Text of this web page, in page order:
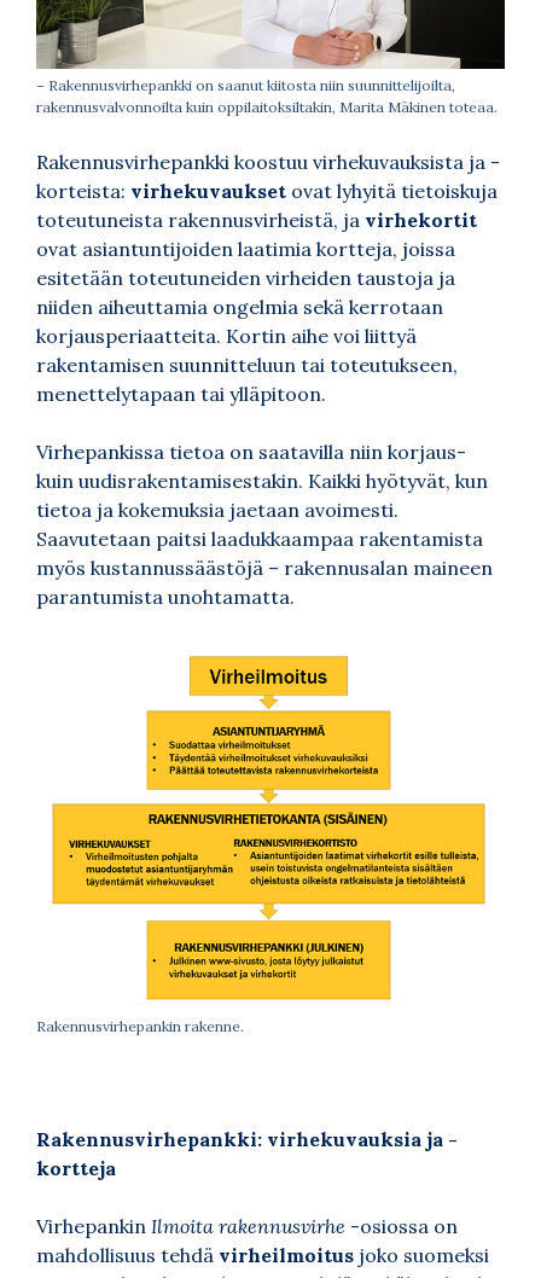
– Rakennusvirhepankki on saanut kiitosta niin suunnittelijoilta,
rakennusvalvonnoilta kuin oppilaitoksiltakin, Marita Mäkinen toteaa.
Rakennusvirhepankki koostuu virhekuvauksista ja -
korteista: virhekuvaukset ovat lyhyitä tietoiskuja
toteutuneista rakennusvirheistä, ja virhekortit
ovat asiantuntijoiden laatimia kortteja, joissa
esitetään toteutuneiden virheiden taustoja ja
niiden aiheuttamia ongelmia sekä kerrotaan
korjausperiaatteita. Kortin aihe voi liittyä
rakentamisen suunnitteluun tai toteutukseen,
menettelytapaan tai ylläpitoon.
Virhepankissa tietoa on saatavilla niin korjaus-
kuin uudisrakentamisestakin. Kaikki hyötyvät, kun
tietoa ja kokemuksia jaetaan avoimesti.
Saavutetaan paitsi laadukkaampaa rakentamista
myös kustannussäästöjä – rakennusalan maineen
parantumista unohtamatta.
Rakennusvirhepankin rakenne.
Rakennusvirhepankki: virhekuvauksia ja -
kortteja
Virhepankin Ilmoita rakennusvirhe -osiossa on
mahdollisuus tehdä virheilmoitus joko suomeksi